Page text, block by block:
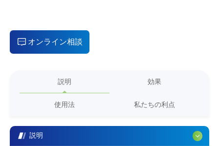
オンライン相談
説明 効果
使用法 私たちの利点
説明